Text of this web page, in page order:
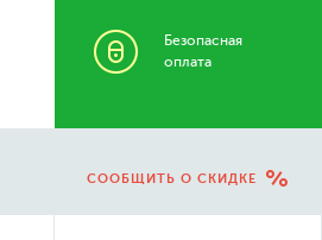
Безопасная
оплата
СООБЩИТЬ О СКИДКЕ